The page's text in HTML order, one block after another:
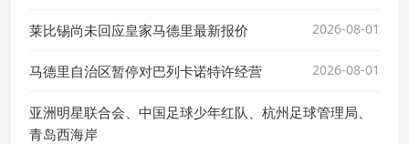
莱比锡尚未回应皇家马德里最新报价 2026-08-01
马德里自治区暂停对巴列卡诺特许经营 2026-08-01
亚洲明星联合会、中国足球少年红队、杭州足球管理局、
青岛西海岸